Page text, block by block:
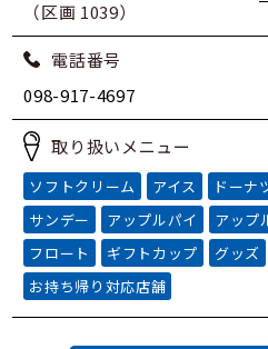
（区画 1039）
電話番号
098-917-4697
取り扱いメニュー
ソフトクリーム アイス ドーナ
サンデー
アップルパイ アップ
フロート
ギフトカップ グッズ
お持ち帰り対応店舗